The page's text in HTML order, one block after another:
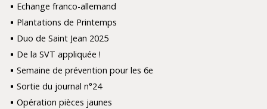
Echange franco-allemand
Plantations de Printemps
Duo de Saint Jean 2025
De la SVT appliquée !
Semaine de prévention pour les 6e
Sortie du journal n°24
Opération pièces jaunes